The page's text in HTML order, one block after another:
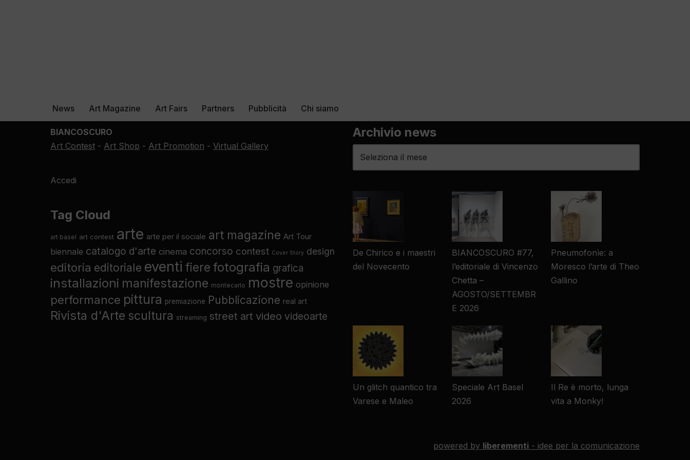
News Art Magazine Art Fairs Partners Pubblicità Chi siamo
BIANCOSCURO
Art Contest - Art Shop - Art Promotion - Virtual Gallery
Accedi
Tag Cloud
art basel art contest arte arte per il sociale art magazine Art Tour
biennale catalogo d'arte cinema concorso contest Cover Story design
editoria editoriale eventi fiere fotografia grafica
installazioni manifestazione montecarlo mostre opinione
performance pittura premiazione Pubblicazione real art
Rivista d'Arte scultura streaming street art video videoarte
Archivio news
De Chirico e i maestri
del Novecento
BIANCOSCURO #77,
l’editoriale di Vincenzo
Chetta –
AGOSTO/SETTEMBR
E 2026
Pneumofonìe: a
Moresco l’arte di Theo
Gallino
Un glitch quantico tra
Varese e Maleo
Speciale Art Basel
2026
Il Re è morto, lunga
vita a Monky!
powered by liberementi - idee per la comunicazione